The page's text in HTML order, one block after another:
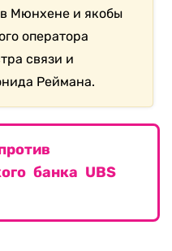
Мюнхене и якобы
оператора
связи и
Реймана.
банка UBS